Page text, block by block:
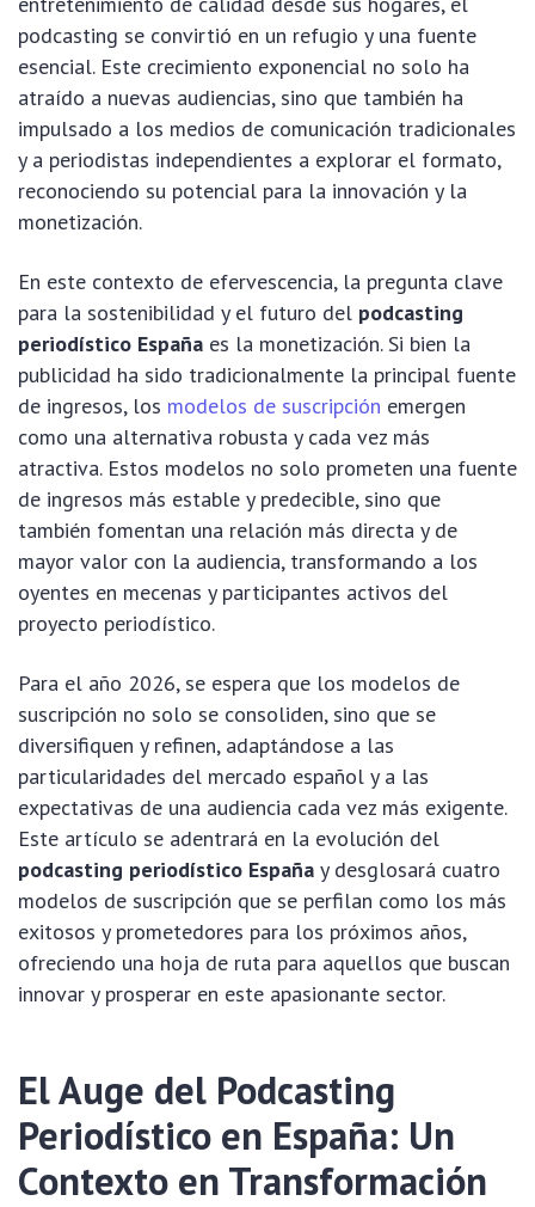
podcasting se convirtió en un refugio y una fuente
esencial. Este crecimiento exponencial no solo ha
atraído a nuevas audiencias, sino que también ha
impulsado a los medios de comunicación tradicionales
y a periodistas independientes a explorar el formato,
reconociendo su potencial para la innovación y la
monetización.
En este contexto de efervescencia, la pregunta clave
para la sostenibilidad y el futuro del podcasting
periodístico España es la monetización. Si bien la
publicidad ha sido tradicionalmente la principal fuente
de ingresos, los modelos de suscripción emergen
como una alternativa robusta y cada vez más
atractiva. Estos modelos no solo prometen una fuente
de ingresos más estable y predecible, sino que
también fomentan una relación más directa y de
mayor valor con la audiencia, transformando a los
oyentes en mecenas y participantes activos del
proyecto periodístico.
Para el año 2026, se espera que los modelos de
suscripción no solo se consoliden, sino que se
diversifiquen y refinen, adaptándose a las
particularidades del mercado español y a las
expectativas de una audiencia cada vez más exigente.
Este artículo se adentrará en la evolución del
podcasting periodístico España y desglosará cuatro
modelos de suscripción que se perfilan como los más
exitosos y prometedores para los próximos años,
ofreciendo una hoja de ruta para aquellos que buscan
innovar y prosperar en este apasionante sector.
El Auge del Podcasting
Periodístico en España: Un
Contexto en Transformación